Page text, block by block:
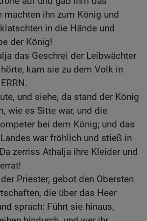
machten ihn zum König und
in die Hände und
der König!
das Geschrei der Leibwächter
kam sie zu dem Volk in
und siehe, da stand der König
wie es Sitte war, und die
bei dem König; und das
war fröhlich und stieß in
zerriss Athalja ihre Kleider und
Priester, gebot den Obersten
die über das Heer
sprach: Führt sie hinaus,